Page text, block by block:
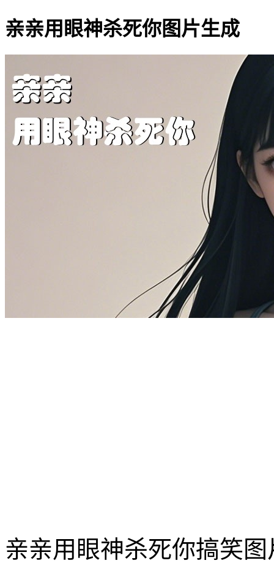
亲亲用眼神杀死你图片生成
亲亲用眼神杀死你搞笑图